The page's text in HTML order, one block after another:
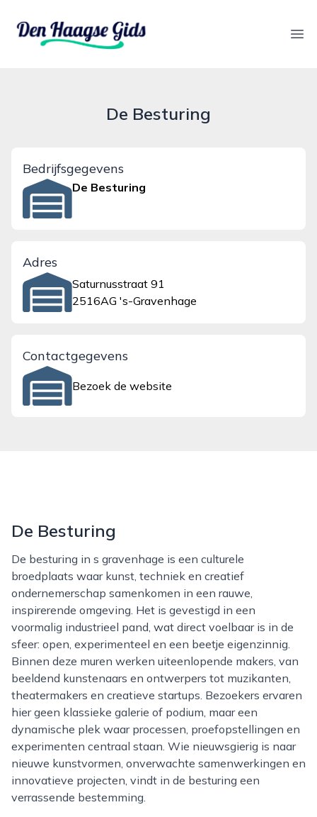
denhaagsegids.nl
De Besturing
Bedrijfsgegevens
De Besturing
Adres
Saturnusstraat 91
2516AG 's-Gravenhage
Contactgegevens
Bezoek de website
De Besturing
De besturing in s gravenhage is een culturele
broedplaats waar kunst, techniek en creatief
ondernemerschap samenkomen in een rauwe,
inspirerende omgeving. Het is gevestigd in een
voormalig industrieel pand, wat direct voelbaar is in de
sfeer: open, experimenteel en een beetje eigenzinnig.
Binnen deze muren werken uiteenlopende makers, van
beeldend kunstenaars en ontwerpers tot muzikanten,
theatermakers en creatieve startups. Bezoekers ervaren
hier geen klassieke galerie of podium, maar een
dynamische plek waar processen, proefopstellingen en
experimenten centraal staan. Wie nieuwsgierig is naar
nieuwe kunstvormen, onverwachte samenwerkingen en
innovatieve projecten, vindt in de besturing een
verrassende bestemming.